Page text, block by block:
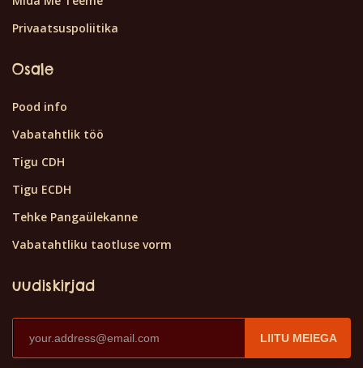
Privaatsuspoliitika
Osale
Pood info
Vabatahtlik töö
Tigu CDH
Tigu ECDH
Tehke Pangaülekanne
Vabatahtliku taotluse vorm
uudiskirjad
LIITU MEIEGA